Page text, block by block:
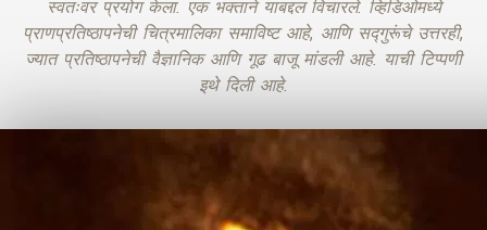
स्वतःवर प्रयोग केला. एक भक्ताने याबद्दल विचारले. व्हिडिओमध्ये
प्राणप्रतिष्ठापनेची चित्रमालिका समाविष्ट आहे, आणि सद्गुरूंचे उत्तरही,
ज्यात प्रतिष्ठापनेची वैज्ञानिक आणि गूढ बाजू मांडली आहे. याची टिप्पणी
इथे दिली आहे.